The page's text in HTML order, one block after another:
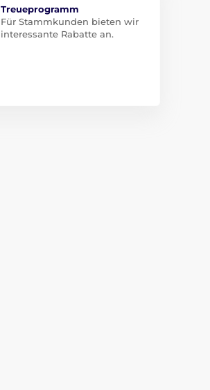
Treueprogramm
Für Stammkunden bieten wir
interessante Rabatte an.